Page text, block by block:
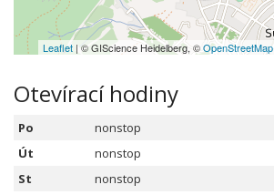
Leaflet | © GIScience Heidelberg, ©OpenStreetMap
Otevírací hodiny
Po
nonstop
Út
nonstop
St
nonstop